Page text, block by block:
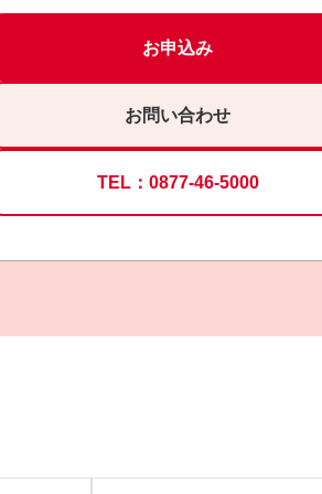
お申込み
お問い合わせ
TEL：0877-46-5000